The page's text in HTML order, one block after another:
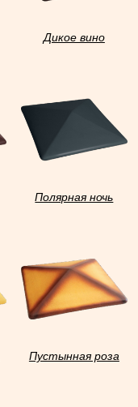
Дикое вино
Полярная ночь
Пустынная роза